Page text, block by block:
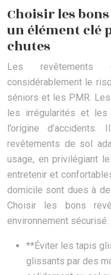
Choisir les
un élément clé
chutes
Les
considérablement le
séniors et les PMR.
les irrégularités et
l’origine
revêtements de sol
usage, en privilégiant
entretenir et
domicile sont dues à
Choisir les bons
environnement sécurisé.
**Éviter les tapis
glissants par des